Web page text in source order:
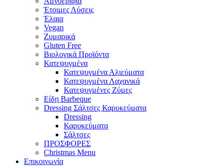
Έτοιμες Λύσεις
Έλαια
Vegan
Ζυμαρικά
Gluten Free
Βιολογικά Προϊόντα
Κατεψυγμένα
Κατεψυγμένα Αλιεύματα
Κατεψυγμένα Λαχανικά
Κατεψυγμένες Ζύμες
Είδη Barbeque
Dressing Σάλτσες Καρυκεύματα
Dressing
Καρυκεύματα
Σάλτσες
ΠΡΟΣΦΟΡΕΣ
Christmas Menu
Επικοινωνία